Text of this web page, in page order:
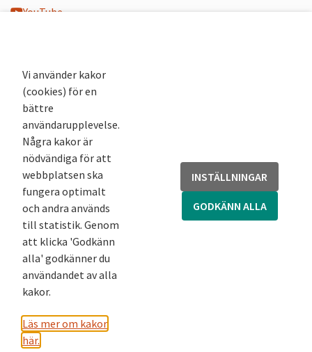
YouTube
Nyhetsbrev
Andra webbplatser
Arkivsök
Fornsök
Fornreg
Bebyggelseregistret
Runor
Kringla
Vi använder kakor
(cookies) för en
bättre
användarupplevelse.
Några kakor är
nödvändiga för att
webbplatsen ska
fungera optimalt
och andra används
till statistik. Genom
att klicka 'Godkänn
alla' godkänner du
användandet av alla
kakor.
Läs mer om kakor
här.
INSTÄLLNINGAR
GODKÄNN ALLA